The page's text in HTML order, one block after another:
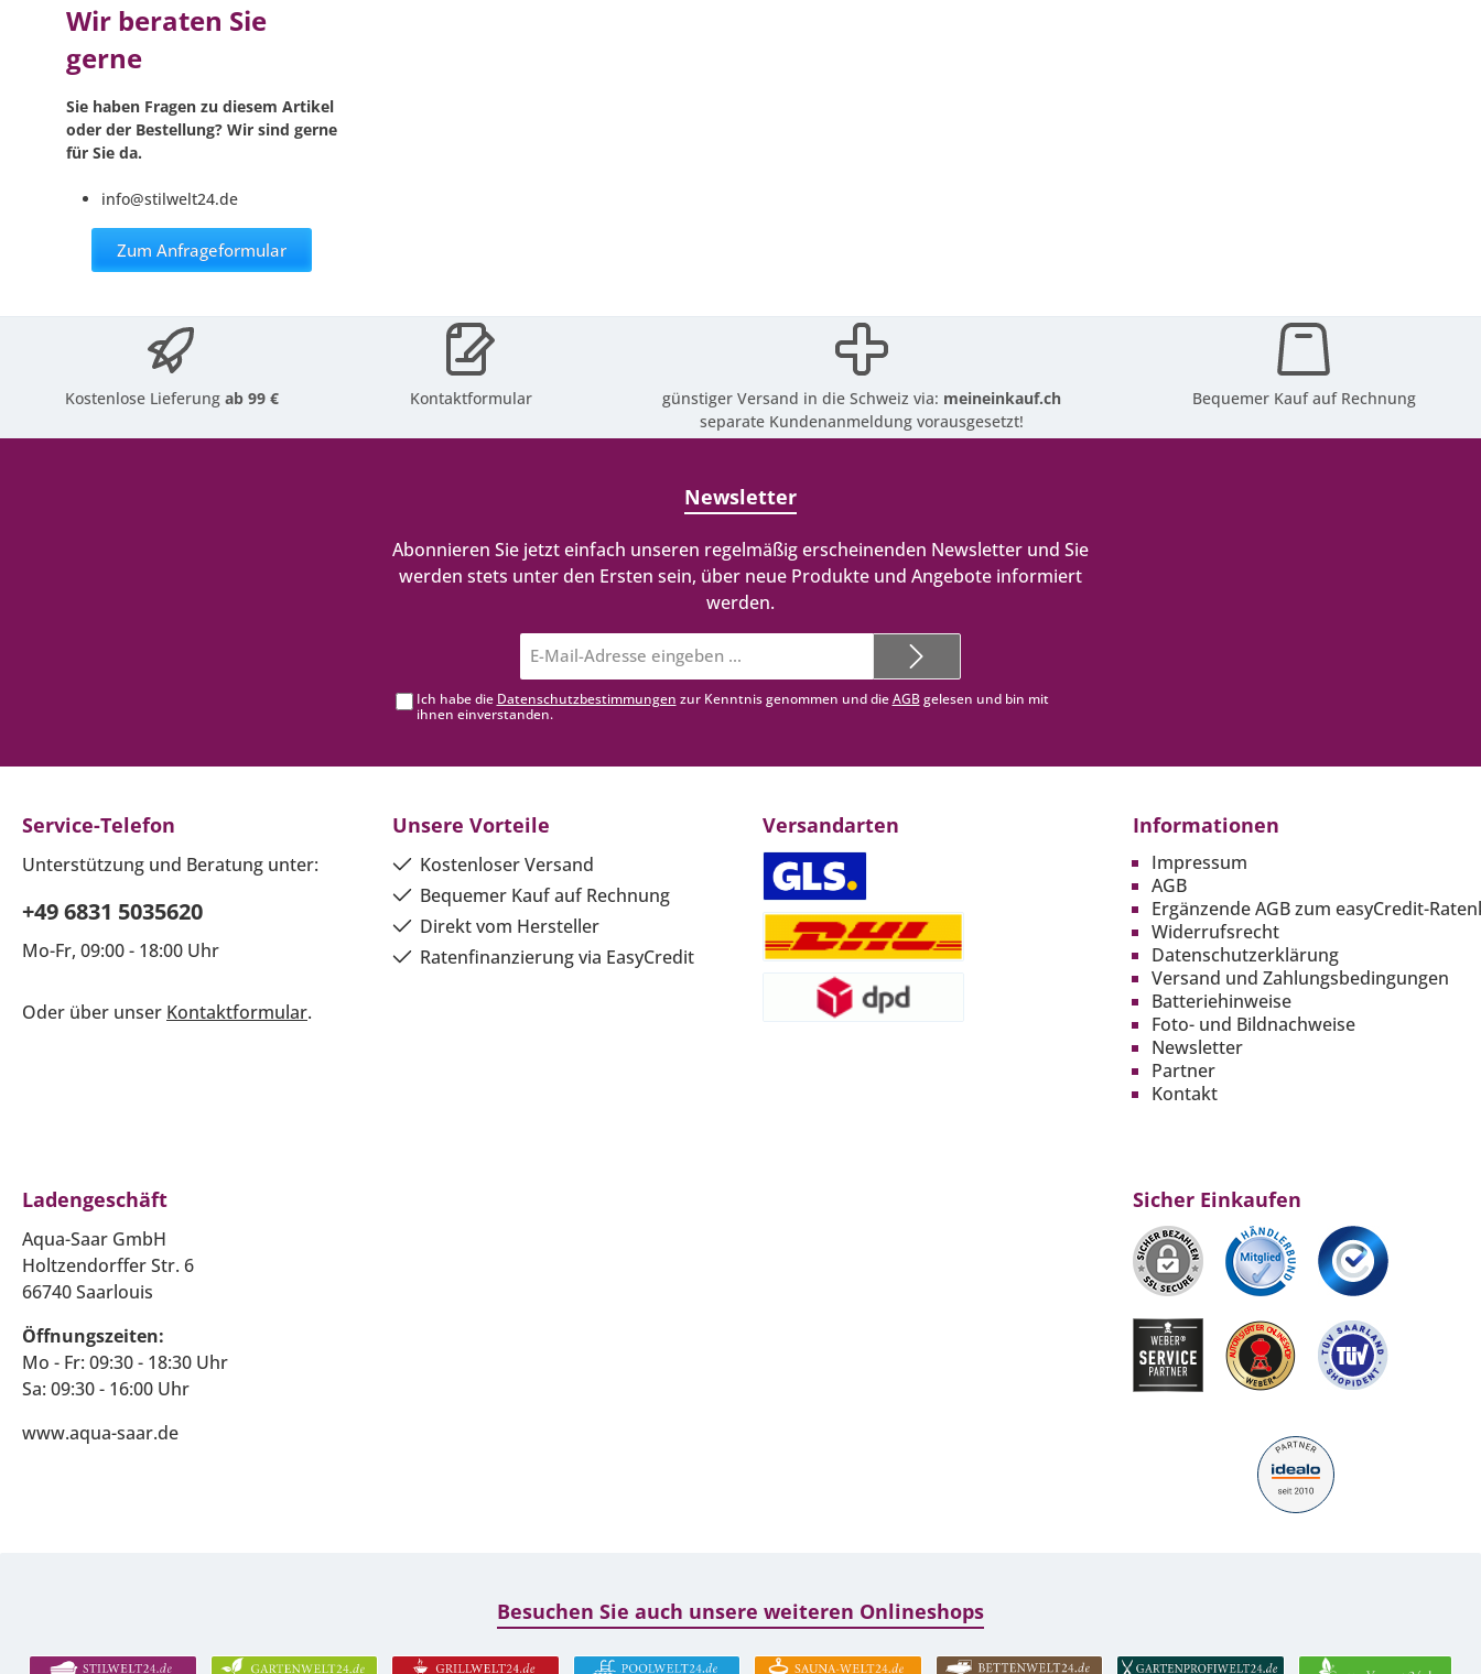
Wir beraten Sie
gerne
Sie haben Fragen zu diesem Artikel
oder der Bestellung? Wir sind gerne
für Sie da.
info@stilwelt24.de
Zum Anfrageformular
Kostenlose Lieferungab 99 € Kontaktformular günstiger Versand in die Schweiz via: meineinkauf.ch
separate Kundenanmeldung vorausgesetzt!
Bequemer Kauf auf Rechnung
Newsletter
Abonnieren Sie jetzt einfach unseren regelmäßig erscheinenden Newsletter und Sie
werden stets unter den Ersten sein, über neue Produkte und Angebote informiert
werden.
Mail-
Adresse*
Ich habe die Datenschutzbestimmungen zur Kenntnis genommen und dieAGBgelesen und bin mit
ihnen einverstanden.
Service-Telefon
Unterstützung und Beratung unter:
+49 6831 5035620
Mo-Fr, 09:00 - 18:00 Uhr
Oder über unser Kontaktformular.
Unsere Vorteile
Kostenloser Versand
Bequemer Kauf auf Rechnung
Direkt vom Hersteller
Ratenfinanzierung via EasyCredit
Versandarten Informationen
Impressum
AGB
Ergänzende AGB zum easyCredit-
Widerrufsrecht
Datenschutzerklärung
Versand und Zahlungsbedingungen
Batteriehinweise
Foto- und Bildnachweise
Newsletter
Partner
Kontakt
Ladengeschäft
Aqua-Saar GmbH
Holtzendorffer Str. 6
66740 Saarlouis
Öffnungszeiten:
Mo - Fr: 09:30 - 18:30 Uhr
Sa: 09:30 - 16:00 Uhr
www.aqua-saar.de
Sicher Einkaufen
Besuchen Sie auch unsere weiteren Onlineshops